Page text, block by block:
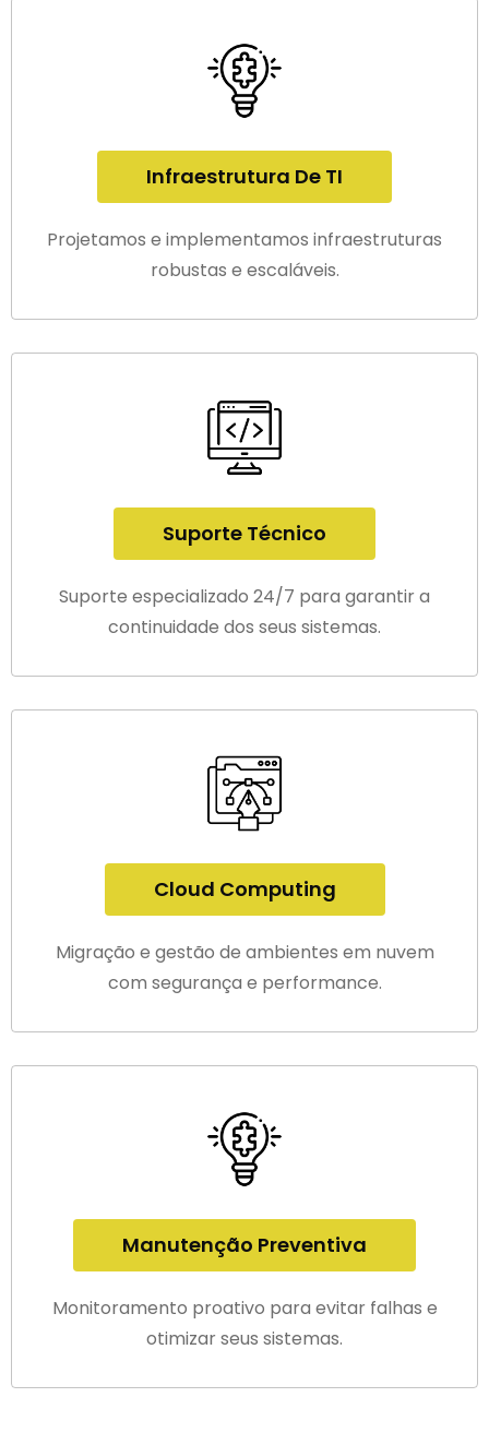
Infraestrutura De TI
Projetamos e implementamos infraestruturas
robustas e escaláveis.
Suporte Técnico
Suporte especializado 24/7 para garantir a
continuidade dos seus sistemas.
Cloud Computing
Migração e gestão de ambientes em nuvem
com segurança e performance.
Manutenção Preventiva
Monitoramento proativo para evitar falhas e
otimizar seus sistemas.